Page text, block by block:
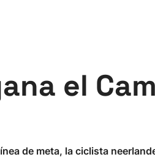
el
de meta, la ciclista